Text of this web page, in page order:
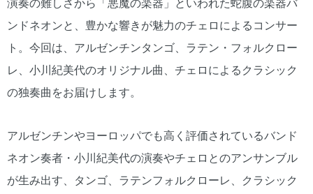
ンドネオンと、豊かな響きが魅力のチェロによるコンサー
ト。今回は、アルゼンチンタンゴ、ラテン・フォルクロー
レ、小川紀美代のオリジナル曲、チェロによるクラシック
の独奏曲をお届けします。
アルゼンチンやヨーロッパでも高く評価されているバンド
ネオン奏者・小川紀美代の演奏やチェロとのアンサンブル
が生み出す、タンゴ、ラテンフォルクローレ、クラシック